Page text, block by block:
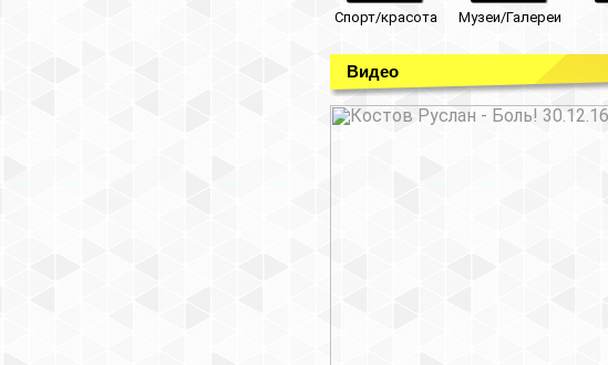
Спорт/красота Музеи/Галереи
Видео